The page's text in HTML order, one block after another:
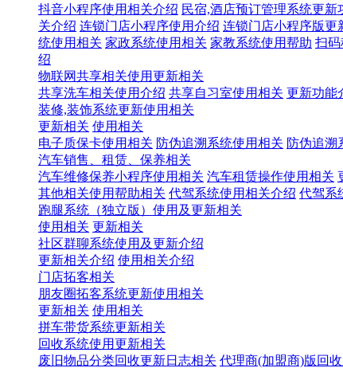
抖音小程序使用相关介绍 民宿,酒店预订管理系统更新
关介绍 连锁门店小程序使用介绍 连锁门店小程序版更
统使用相关 家政系统使用相关 家教系统使用帮助 扫
绍
物联网共享相关使用更新相关
共享洗车相关使用介绍 共享自习室使用相关 更新功能
装修,装饰系统更新使用相关
更新相关 使用相关
电子质保卡使用相关 防伪追溯系统使用相关 防伪追溯
汽车销售、租赁、保养相关
汽车维修保养小程序使用相关 汽车租赁操作使用相关
其他相关使用帮助相关 代驾系统使用相关介绍 代驾系
跑腿系统（独立版）使用及更新相关
使用相关 更新相关
社区群聊系统使用及更新介绍
更新相关介绍 使用相关介绍
门店拓客相关
朋友圈拓客系统更新使用相关
更新相关 使用相关
拼车带货系统更新相关
回收系统使用更新相关
废旧物品分类回收更新日志相关 代理商(加盟商)版回